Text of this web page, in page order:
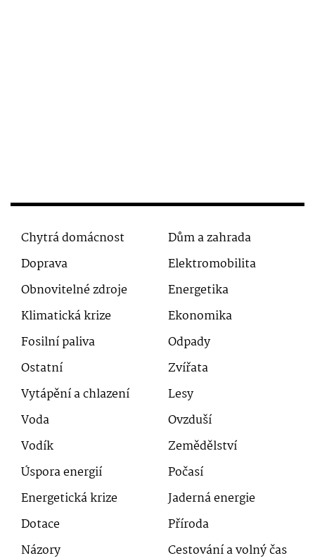
Chytrá domácnost
Dům a zahrada
Doprava
Elektromobilita
Obnovitelné zdroje
Energetika
Klimatická krize
Ekonomika
Fosilní paliva
Odpady
Ostatní
Zvířata
Vytápění a chlazení
Lesy
Voda
Ovzduší
Vodík
Zemědělství
Úspora energií
Počasí
Energetická krize
Jaderná energie
Dotace
Příroda
Názory
Cestování a volný čas